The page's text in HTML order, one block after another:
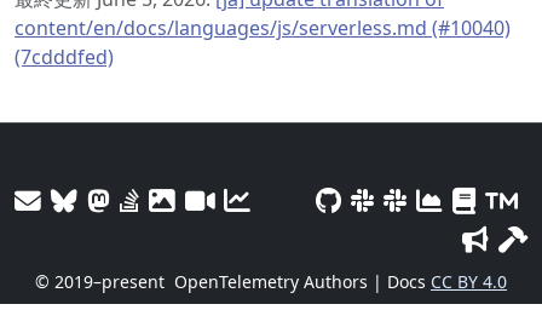
content/en/docs/languages/js/serverless.md (#10040)
(7cdddfed)
© 2019–present OpenTelemetry Authors | Docs CC BY 4.0